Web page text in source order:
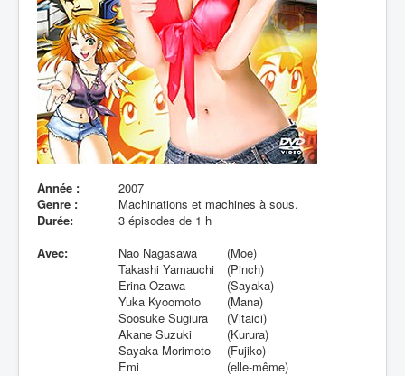
Année :
2007
Genre :
Machinations et machines à sous.
Durée:
3 épisodes de 1 h
Avec:
Nao Nagasawa
(Moe)
Takashi Yamauchi
(Pinch)
Erina Ozawa
(Sayaka)
Yuka Kyoomoto
(Mana)
Soosuke Sugiura
(Vitaici)
Akane Suzuki
(Kurura)
Sayaka Morimoto
(Fujiko)
Emi
(elle-même)